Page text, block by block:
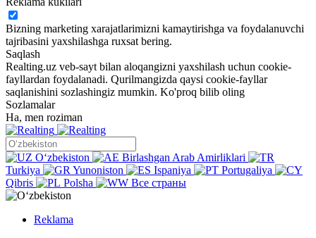
Bizning marketing xarajatlarimizni kamaytirishga va foydalanuvchi
tajribasini yaxshilashga ruxsat bering.
Saqlash
Realting.uz veb-sayt bilan aloqangizni yaxshilash uchun cookie-
fayllardan foydalanadi. Qurilmangizda qaysi cookie-fayllar
saqlanishini sozlashingiz mumkin. Ko'proq bilib oling
Sozlamalar
Ha, men roziman
Oʻzbekiston
Birlashgan Arab Amirliklari
Turkiya
Yunoniston Ispaniya
Portugaliya
Qibris
Polsha Все страны
Reklama